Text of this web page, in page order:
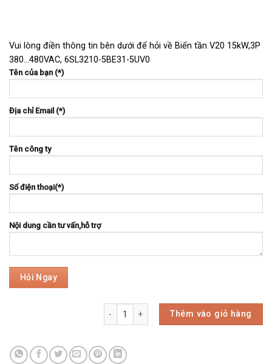
Vui lòng điền thông tin bên dưới để hỏi về Biến tần V20 15kW,3P
380…480VAC, 6SL3210-5BE31-5UV0
Tên của bạn (*)
Địa chỉ Email (*)
Tên công ty
Số điện thoại(*)
Nội dung cần tư vấn,hỗ trợ
Thêm vào giỏ hàng